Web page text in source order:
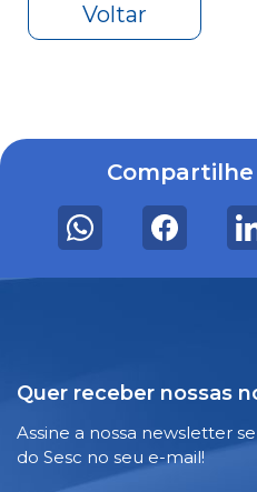
Voltar
Quer receber nossas
Assine a nossa newsletter
do Sesc no seu e-mail!